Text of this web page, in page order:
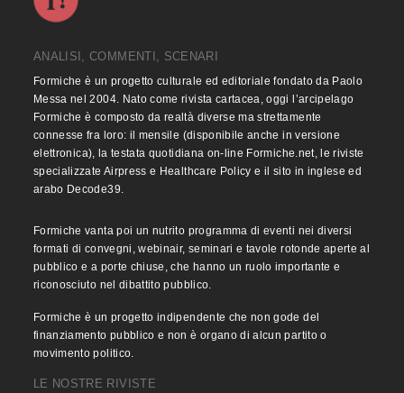
ANALISI, COMMENTI, SCENARI
Formiche è un progetto culturale ed editoriale fondato da Paolo
Messa nel 2004. Nato come rivista cartacea, oggi l’arcipelago
Formiche è composto da realtà diverse ma strettamente
connesse fra loro: il mensile (disponibile anche in versione
elettronica), la testata quotidiana on-line Formiche.net, le riviste
specializzate Airpress e Healthcare Policy e il sito in inglese ed
arabo Decode39.
Formiche vanta poi un nutrito programma di eventi nei diversi
formati di convegni, webinair, seminari e tavole rotonde aperte al
pubblico e a porte chiuse, che hanno un ruolo importante e
riconosciuto nel dibattito pubblico.
Formiche è un progetto indipendente che non gode del
finanziamento pubblico e non è organo di alcun partito o
movimento politico.
LE NOSTRE RIVISTE